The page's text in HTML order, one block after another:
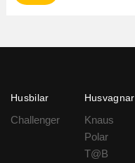
Husbilar
Challenger
Husvagnar
Knaus
Polar
T@B